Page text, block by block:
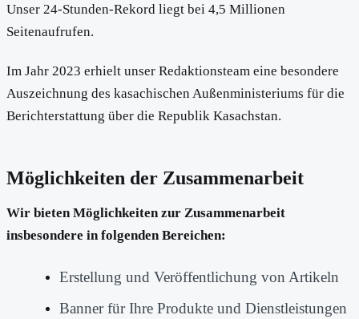
Unser 24-Stunden-Rekord liegt bei 4,5 Millionen
Seitenaufrufen.
Im Jahr 2023 erhielt unser Redaktionsteam eine besondere
Auszeichnung des kasachischen Außenministeriums für die
Berichterstattung über die Republik Kasachstan.
Möglichkeiten der Zusammenarbeit
Wir bieten Möglichkeiten zur Zusammenarbeit
insbesondere in folgenden Bereichen:
Erstellung und Veröffentlichung von Artikeln
Banner für Ihre Produkte und Dienstleistungen